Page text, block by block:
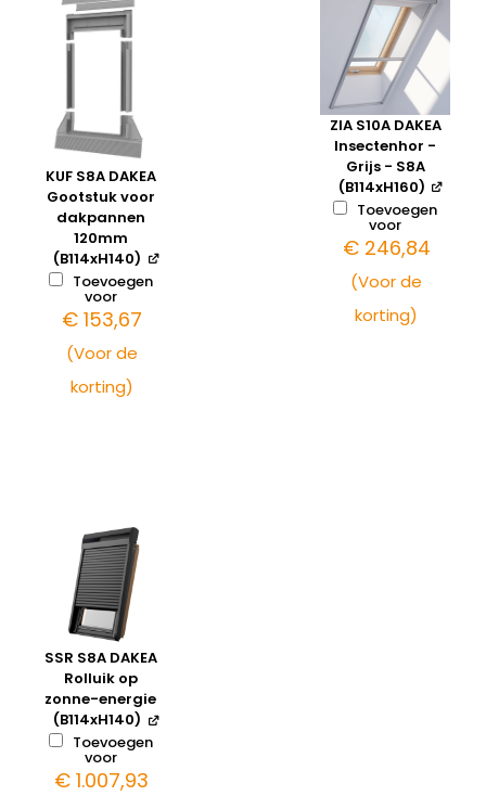
KUF S8A DAKEA
Gootstuk voor
dakpannen
120mm
(B114xH140)
Toevoegen
voor
€153,67
(Voor de
korting)
ZIA S10A DAKEA
Insectenhor -
Grijs - S8A
(B114xH160)
Toevoegen
voor
€246,84
(Voor de
korting)
SSR S8A DAKEA
Rolluik op
zonne-energie
(B114xH140)
Toevoegen
voor
€ 1.007,93